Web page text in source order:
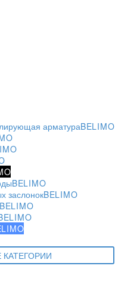
арматураBELIMO
BELIMO
заслонокBELIMO
BELIMO
КАТЕГОРИИ